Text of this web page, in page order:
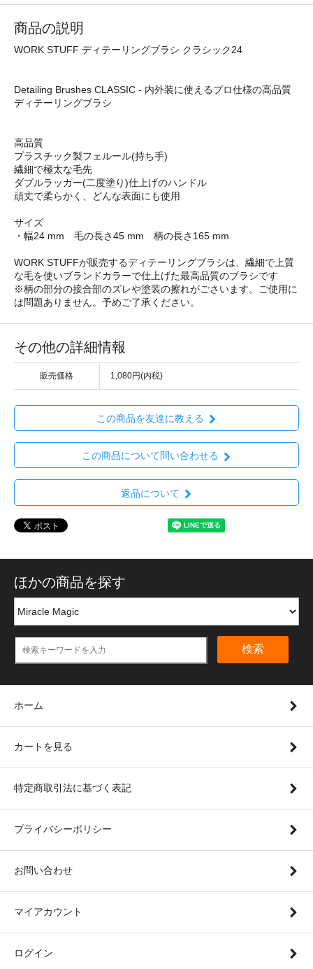
商品の説明
WORK STUFF ディテーリングブラシ クラシック24
Detailing Brushes CLASSIC - 内外装に使えるプロ仕様の高品質
ディテーリングブラシ
高品質
プラスチック製フェルール(持ち手)
繊細で極太な毛先
ダブルラッカー(二度塗り)仕上げのハンドル
頑丈で柔らかく、どんな表面にも使用
サイズ
・幅24 mm 毛の長さ45 mm 柄の長さ165 mm
WORK STUFFが販売するディテーリングブラシは、繊細で上質
な毛を使いブランドカラーで仕上げた最高品質のブラシです
※柄の部分の接合部のズレや塗装の擦れがごさいます。ご使用に
は問題ありません。予めご了承ください。
その他の詳細情報
販売価格 1,080円(内税)
この商品を友達に教える
この商品について問い合わせる
返品について
ほかの商品を探す
検索
ホーム
カートを見る
特定商取引法に基づく表記
プライバシーポリシー
お問い合わせ
マイアカウント
ログイン